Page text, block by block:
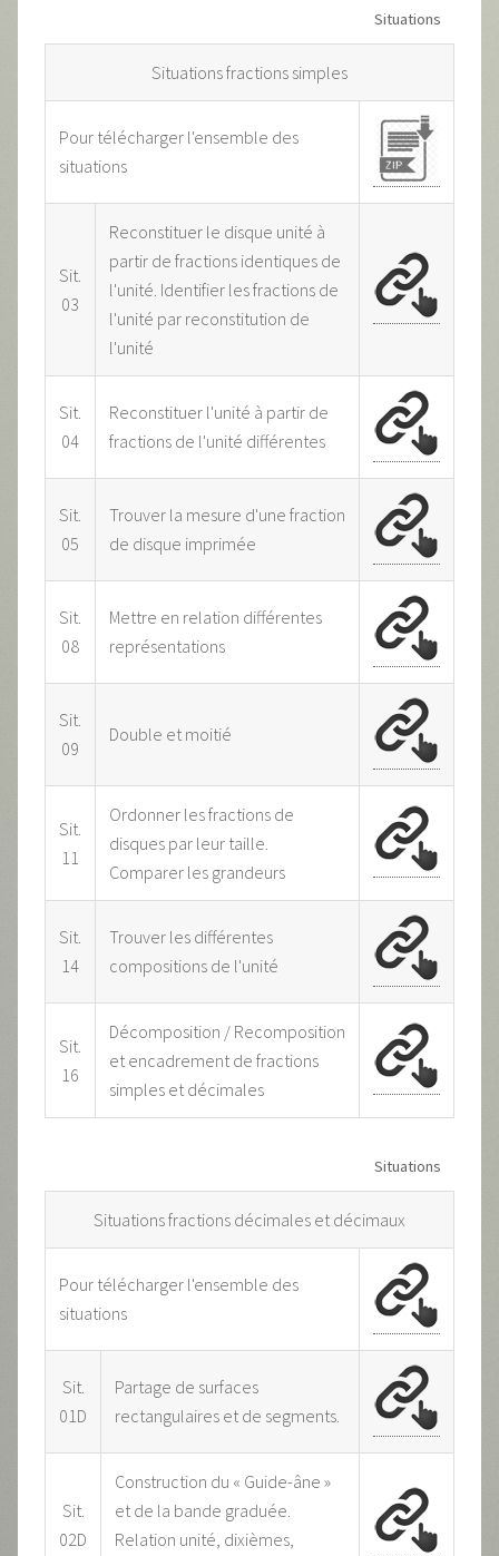
Situations
Situations fractions simples
Pour télécharger l'ensemble des
situations
Sit.
03
Reconstituer le disque unité à
partir de fractions identiques de
l'unité. Identifier les fractions de
l'unité par reconstitution de
l'unité
Sit.
04
Reconstituer l'unité à partir de
fractions de l'unité différentes
Sit.
05
Trouver la mesure d'une fraction
de disque imprimée
Sit.
08
Mettre en relation différentes
représentations
Sit.
09
Double et moitié
Sit.
11
Ordonner les fractions de
disques par leur taille.
Comparer les grandeurs
Sit.
14
Trouver les différentes
compositions de l'unité
Sit.
16
Décomposition / Recomposition
et encadrement de fractions
simples et décimales
Situations
Situations fractions décimales et décimaux
Pour télécharger l'ensemble des
situations
Sit.
01D
Partage de surfaces
rectangulaires et de segments.
Sit.
02D
Construction du « Guide-âne »
et de la bande graduée.
Relation unité, dixièmes,